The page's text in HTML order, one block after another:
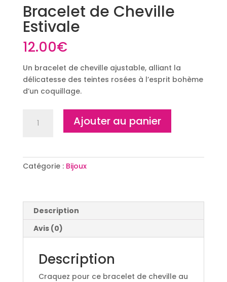
Bracelet de Cheville
Estivale
12.00€
Un bracelet de cheville ajustable, alliant la
délicatesse des teintes rosées à l’esprit bohème
d’un coquillage.
Cheville
Estivale
Ajouter au panier
Catégorie : Bijoux
Description
Avis (0)
Description
Craquez pour ce bracelet de cheville au